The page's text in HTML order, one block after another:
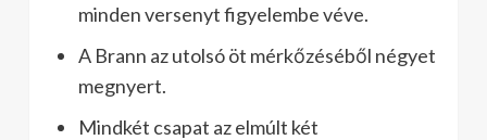
minden versenyt figyelembe véve.
A Brann az utolsó öt mérkőzéséből négyet
megnyert.
Mindkét csapat az elmúlt két